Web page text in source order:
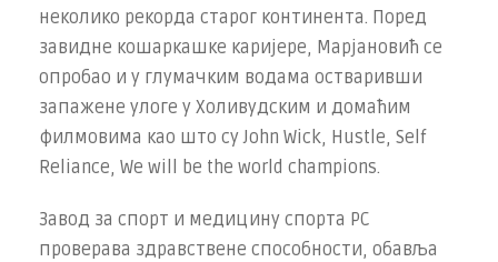
неколико рекорда старог континента. Поред
завидне кошаркашке каријере, Марјановић се
опробао и у глумачким водама остваривши
запажене улоге у Холивудским и домаћим
филмовима као што су John Wick, Hustle, Self
Reliance, We will be the world champions.
Завод за спорт и медицину спорта РС
проверава здравствене способности, обавља